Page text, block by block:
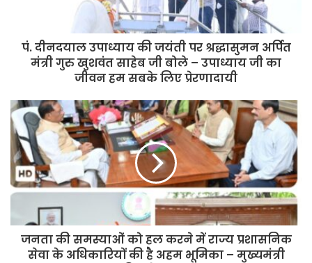
पं. दीनदयाल उपाध्याय की जयंती पर श्रद्धासुमन अर्पित
मंत्री गुरु खुशवंत साहेब जी बोले – उपाध्याय जी का
जीवन हम सबके लिए प्रेरणादायी
जनता की समस्याओं को हल करने में राज्य प्रशासनिक
सेवा के अधिकारियों की है अहम भूमिका – मुख्यमंत्री